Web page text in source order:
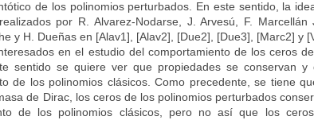
de los polinomios perturbados. En este sentido, la
por R. Alvarez-Nodarse, J. Arvesú, F. Marcellán
y H. Dueñas en [Alav1], [Alav2], [Due2], [Due3], [Marc2] y
en el estudio del comportamiento de los ceros
sentido se quiere ver que propiedades se conservan y
de los polinomios clásicos. Como precedente, se tiene
de Dirac, los ceros de los polinomios perturbados
de los polinomios clásicos, pero no así que los